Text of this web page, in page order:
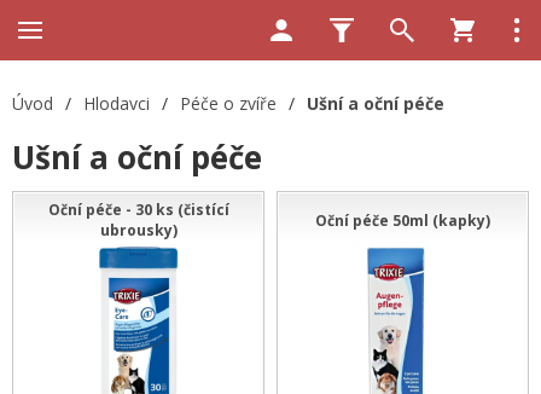
Úvod / Hlodavci / Péče o zvíře / Ušní a oční péče
Ušní a oční péče
Oční péče - 30 ks (čistící
ubrousky)
Oční péče 50ml (kapky)